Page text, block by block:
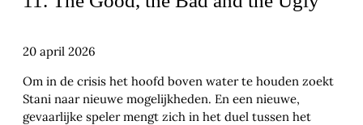
20 april 2026
Om in de crisis het hoofd boven water te houden zoekt
Stani naar nieuwe mogelijkheden. En een nieuwe,
gevaarlijke speler mengt zich in het duel tussen het